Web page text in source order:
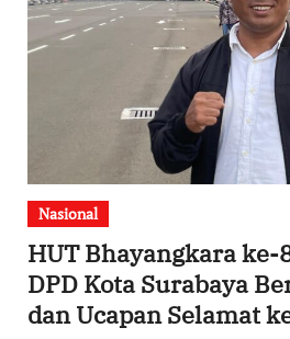
Nasional
HUT Bhayangkara ke-
DPD Kota Surabaya
dan Ucapan Selamat